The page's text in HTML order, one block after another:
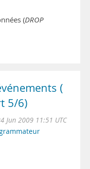
(DROP
(
5/6)
Jun 2009 11:51 UTC